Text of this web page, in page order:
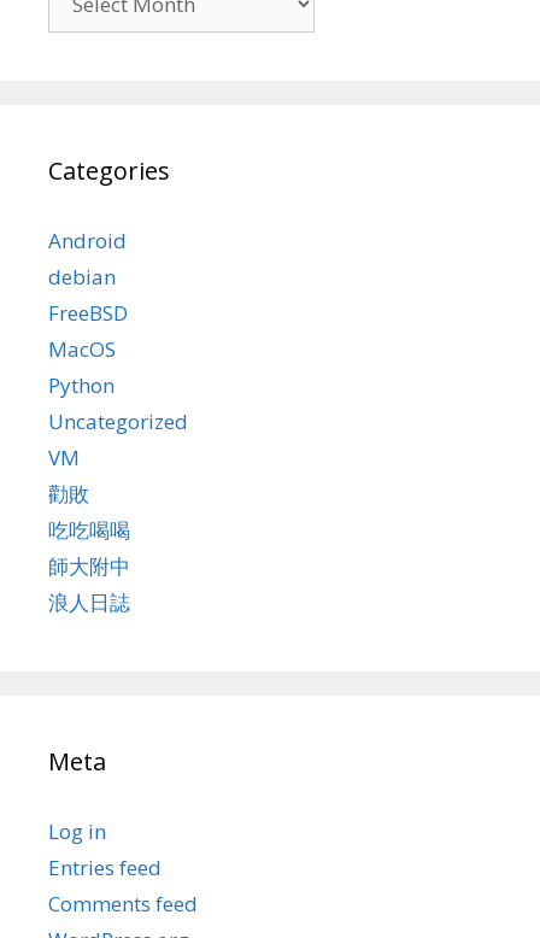
Categories
Android
debian
FreeBSD
MacOS
Python
Uncategorized
VM
勸敗
吃吃喝喝
師大附中
浪人日誌
Meta
Log in
Entries feed
Comments feed